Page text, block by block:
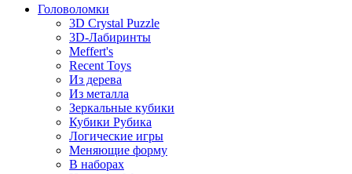
Головоломки
3D Crystal Puzzle
3D-Лабиринты
Meffert's
Recent Toys
Из дерева
Из металла
Зеркальные кубики
Кубики Рубика
Логические игры
Меняющие форму
В наборах